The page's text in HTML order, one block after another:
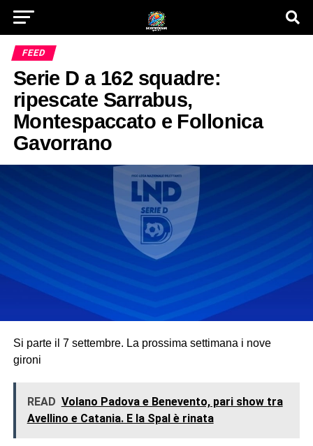
FEED
Serie D a 162 squadre:
ripescate Sarrabus,
Montespaccato e Follonica
Gavorrano
Si parte il 7 settembre. La prossima settimana i nove
gironi
READ Volano Padova e Benevento, pari show tra
Avellino e Catania. E la Spal è rinata